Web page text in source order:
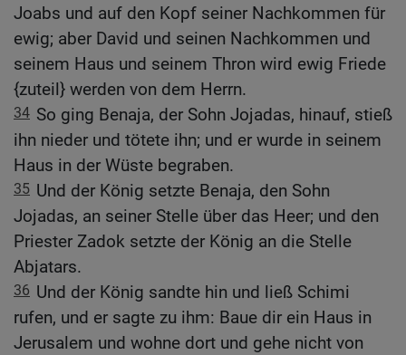
Joabs und auf den Kopf seiner Nachkommen für
ewig; aber David und seinen Nachkommen und
seinem Haus und seinem Thron wird ewig Friede
{zuteil} werden von dem Herrn.
34 So ging Benaja, der Sohn Jojadas, hinauf, stieß
ihn nieder und tötete ihn; und er wurde in seinem
Haus in der Wüste begraben.
35 Und der König setzte Benaja, den Sohn
Jojadas, an seiner Stelle über das Heer; und den
Priester Zadok setzte der König an die Stelle
Abjatars.
36 Und der König sandte hin und ließ Schimi
rufen, und er sagte zu ihm: Baue dir ein Haus in
Jerusalem und wohne dort und gehe nicht von